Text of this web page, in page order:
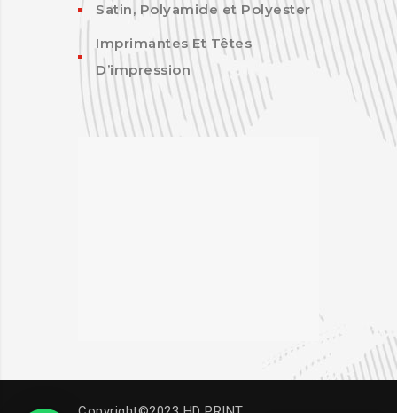
Satin, Polyamide et Polyester
Imprimantes Et Têtes
D’impression